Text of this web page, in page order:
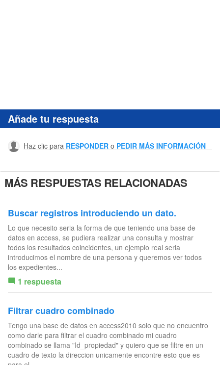
Añade tu respuesta
Haz clic para RESPONDER o PEDIR MÁS INFORMACIÓN
MÁS RESPUESTAS RELACIONADAS
Buscar registros introduciendo un dato.
Lo que necesito seria la forma de que teniendo una base de
datos en access, se pudiera realizar una consulta y mostrar
todos los resultados coincidentes, un ejemplo real seria
introducimos el nombre de una persona y queremos ver todos
los expedientes...
1 respuesta
Filtrar cuadro combinado
Tengo una base de datos en access2010 solo que no encuentro
como darle para filtrar el cuadro combinado mi cuadro
combinado se llama "Id_propiedad" y quiero que se filtre en un
cuadro de texto la direccion unicamente encontre esto que es